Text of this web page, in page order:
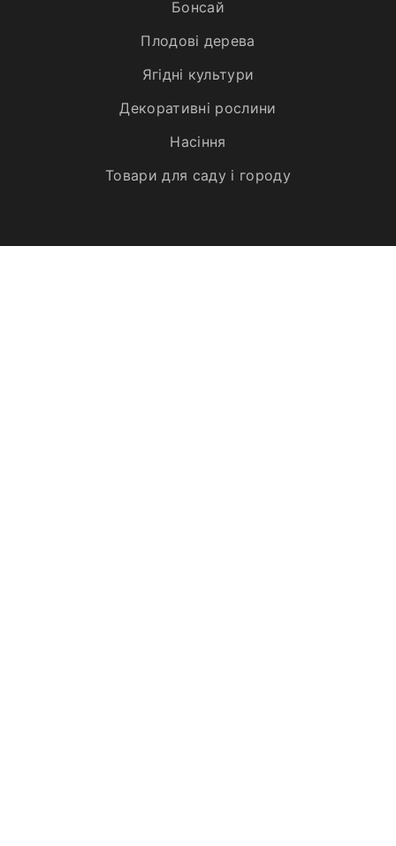
Бонсай
Плодові дерева
Ягідні культури
Декоративні рослини
Насіння
Товари для саду і городу